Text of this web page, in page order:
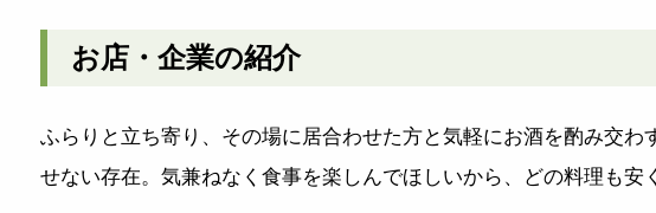
お店・企業の紹介
ふらりと立ち寄り、その場に居合わせた方と気軽にお酒を酌み交
せない存在。気兼ねなく食事を楽しんでほしいから、どの料理も